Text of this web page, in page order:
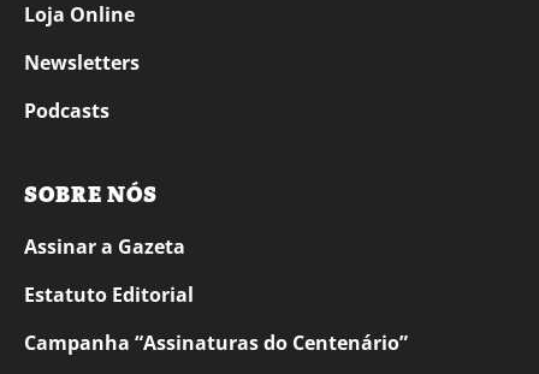
Loja Online
Newsletters
Podcasts
SOBRE NÓS
Assinar a Gazeta
Estatuto Editorial
Campanha “Assinaturas do Centenário”